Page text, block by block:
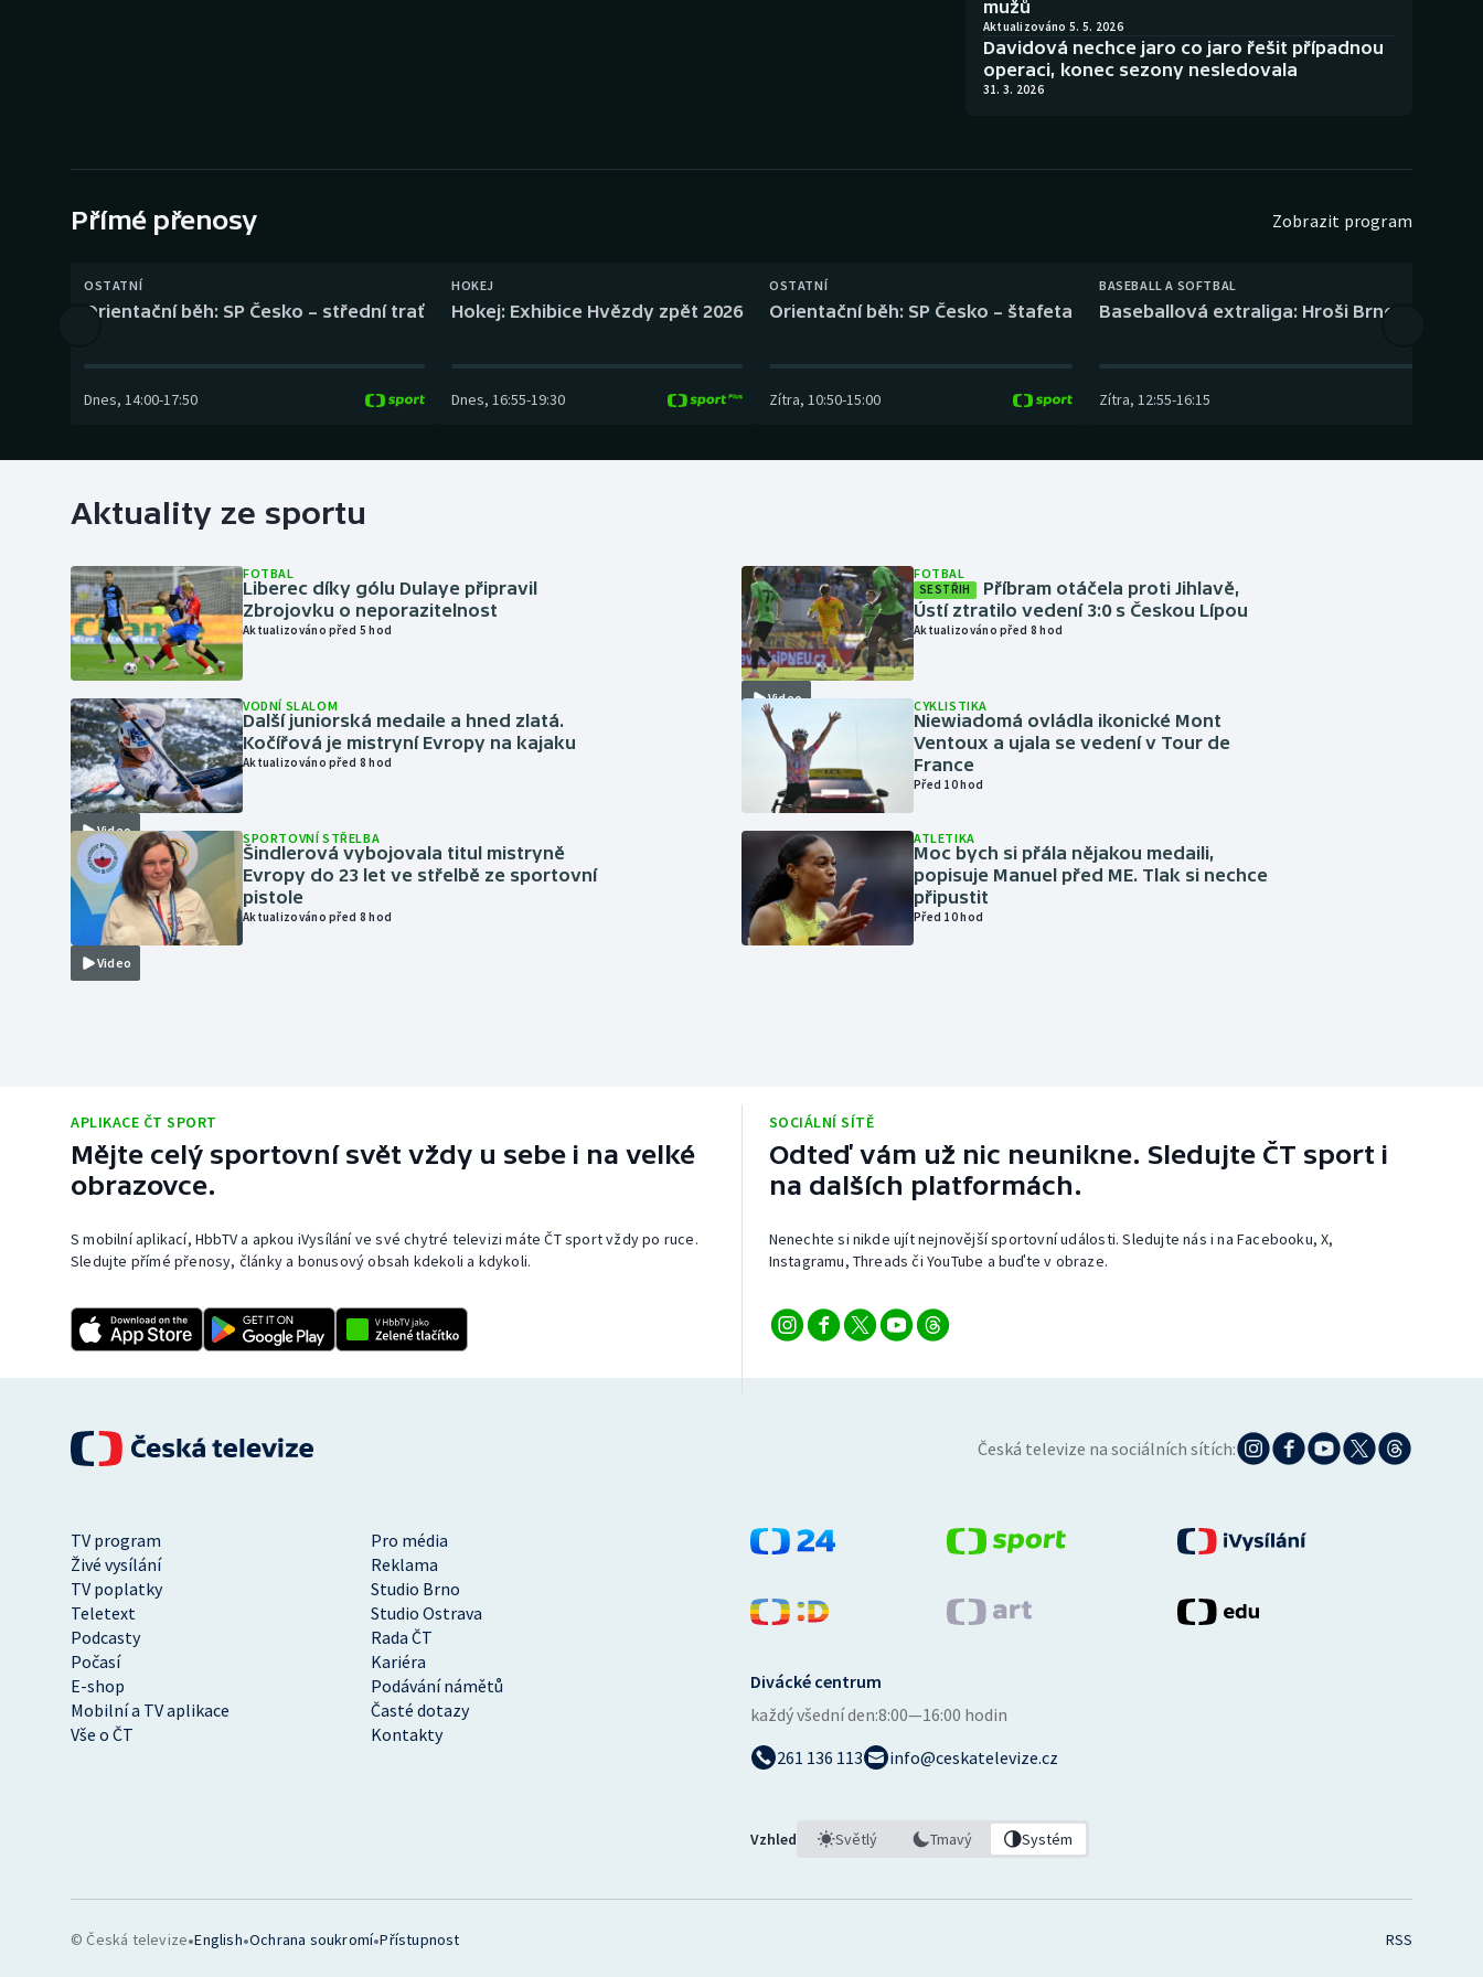
Futsal Parasport Volejbal
mužů
Aktualizováno 5. 5. 2026
Davidová nechce jaro co jaro řešit případnou
operaci, konec sezony nesledovala
31. 3. 2026
Přímé přenosy Zobrazit program
OSTATNÍ
Orientační běh: SP Česko – střední trať
Dnes, 14:00-17:50
HOKEJ
Hokej: Exhibice Hvězdy zpět 2026
Dnes, 16:55-19:30
OSTATNÍ
Orientační běh: SP Česko – štafeta
Zítra, 10:50-15:00
BASEBALL A SOFTBAL
Baseballová extraliga: Hroši Brno – Eagles
Zítra, 12:55-16:15
Aktuality ze sportu
FOTBAL
Liberec díky gólu Dulaye připravil
Zbrojovku o neporazitelnost
Aktualizováno před 5 hod
Video
VODNÍ SLALOM
Další juniorská medaile a hned zlatá.
Kočířová je mistryní Evropy na kajaku
Aktualizováno před 8 hod
Video
SPORTOVNÍ STŘELBA
Šindlerová vybojovala titul mistryně
Evropy do 23 let ve střelbě ze sportovní
pistole
Aktualizováno před 8 hod
Video
FOTBAL
SESTŘIH
Příbram otáčela proti Jihlavě,
Ústí ztratilo vedení 3:0 s Českou Lípou
Aktualizováno před 8 hod
CYKLISTIKA
Niewiadomá ovládla ikonické Mont
Ventoux a ujala se vedení v Tour de
France
Před 10 hod
ATLETIKA
Moc bych si přála nějakou medaili,
popisuje Manuel před ME. Tlak si nechce
připustit
Před 10 hod
APLIKACE ČT SPORT
Mějte celý sportovní svět vždy u sebe i na velké
obrazovce.
S mobilní aplikací, HbbTV a apkou iVysílání ve své chytré televizi máte ČT sport vždy po ruce.
Sledujte přímé přenosy, články a bonusový obsah kdekoli a kdykoli.
SOCIÁLNÍ SÍTĚ
Odteď vám už nic neunikne. Sledujte ČT sport i
na dalších platformách.
Nenechte si nikde ujít nejnovější sportovní události. Sledujte nás i na Facebooku, X,
Instagramu, Threads či YouTube a buďte v obraze.
Česká televize na sociálních sítích:
TV program
Pro média
Živé vysílání
Reklama
TV poplatky
Studio Brno
Teletext
Studio Ostrava
Podcasty
Rada ČT
Počasí
Kariéra
E-shop
Podávání námětů
Mobilní a TV aplikace
Časté dotazy
Vše o ČT
Kontakty
Divácké centrum
každý všední den:8:00—16:00 hodin
261 136 113
info@ceskatelevize.cz
Vzhled Světlý Tmavý Systém
© Česká televize•English•Ochrana soukromí•Přístupnost RSS